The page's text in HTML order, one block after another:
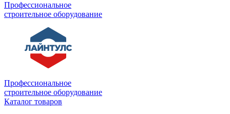
Профессиональное
строительное оборудование
Профессиональное
строительное оборудование
Каталог товаров